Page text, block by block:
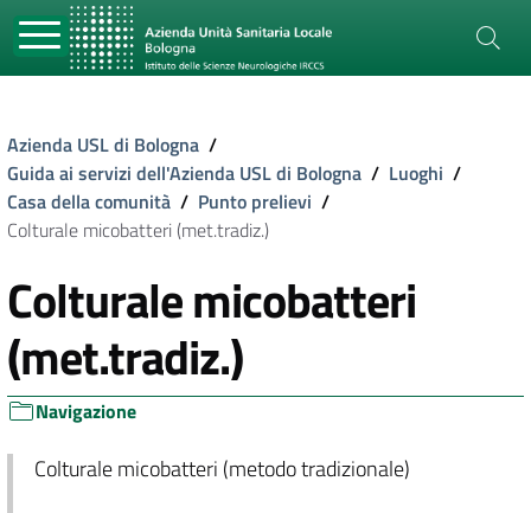
Azienda USL di Bologna /
Guida ai servizi dell'Azienda USL di Bologna / Luoghi /
Casa della comunità / Punto prelievi /
Colturale micobatteri (met.tradiz.)
Colturale micobatteri
(met.tradiz.)
Navigazione
Colturale micobatteri (metodo tradizionale)